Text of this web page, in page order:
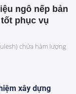
ngô nếp bản
phục vụ
chứa hàm lượng
xây dựng